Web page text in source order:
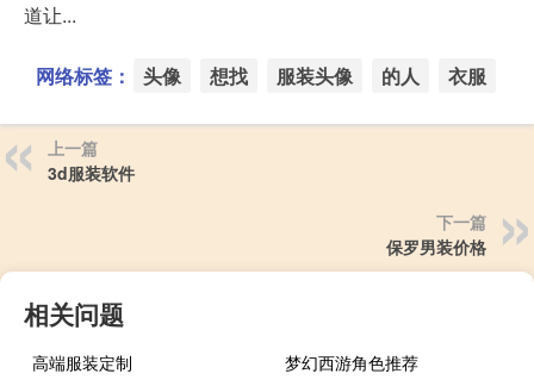
道让...
网络标签： 头像 想找 服装头像 的人 衣服
上一篇
3d服装软件
下一篇
保罗男装价格
相关问题
高端服装定制 梦幻西游角色推荐